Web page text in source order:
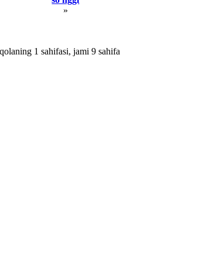
»
1 sahifasi, jami 9 sаhifа